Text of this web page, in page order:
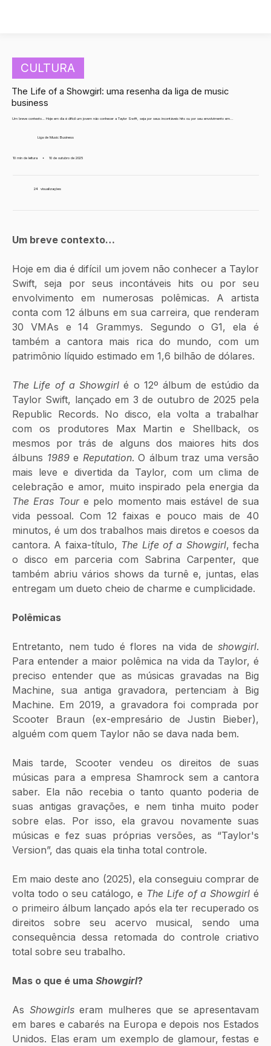
CULTURA
The Life of a Showgirl: uma resenha da liga de music
business
Um breve contexto… Hoje em dia é difícil um jovem não conhecer a Taylor Swift, seja por seus incontáveis hits ou por seu envolvimento em...
Liga de Music Business
10 min de leitura • 10 de outubro de 2025
24 visualizações
Um breve contexto…
Hoje em dia é difícil um jovem não conhecer a Taylor
Swift, seja por seus incontáveis hits ou por seu
envolvimento em numerosas polêmicas. A artista
conta com 12 álbuns em sua carreira, que renderam
30 VMAs e 14 Grammys. Segundo o G1, ela é
também a cantora mais rica do mundo, com um
patrimônio líquido estimado em 1,6 bilhão de dólares.
The Life of a Showgirl é o 12º álbum de estúdio da
Taylor Swift, lançado em 3 de outubro de 2025 pela
Republic Records. No disco, ela volta a trabalhar
com os produtores Max Martin e Shellback, os
mesmos por trás de alguns dos maiores hits dos
álbuns 1989 e Reputation. O álbum traz uma versão
mais leve e divertida da Taylor, com um clima de
The Eras Tour e pelo momento mais estável de sua
vida pessoal. Com 12 faixas e pouco mais de 40
minutos, é um dos trabalhos mais diretos e coesos da
cantora. A faixa-título, The Life of a Showgirl, fecha
o disco em parceria com Sabrina Carpenter, que
também abriu vários shows da turnê e, juntas, elas
entregam um dueto cheio de charme e cumplicidade.
Polêmicas
Entretanto, nem tudo é flores na vida de showgirl.
Para entender a maior polêmica na vida da Taylor, é
preciso entender que as músicas gravadas na Big
Machine, sua antiga gravadora, pertenciam à Big
Machine. Em 2019, a gravadora foi comprada por
Scooter Braun (ex-empresário de Justin Bieber),
alguém com quem Taylor não se dava nada bem.
Mais tarde, Scooter vendeu os direitos de suas
músicas para a empresa Shamrock sem a cantora
saber. Ela não recebia o tanto quanto poderia de
suas antigas gravações, e nem tinha muito poder
sobre elas. Por isso, ela gravou novamente suas
músicas e fez suas próprias versões, as “Taylor's
Version”, das quais ela tinha total controle.
Em maio deste ano (2025), ela conseguiu comprar de
volta todo o seu catálogo, e The Life of a Showgirl é
o primeiro álbum lançado após ela ter recuperado os
direitos sobre seu acervo musical, sendo uma
consequência dessa retomada do controle criativo
total sobre seu trabalho.
Mas o que é uma Showgirl?
As Showgirls eram mulheres que se apresentavam
em bares e cabarés na Europa e depois nos Estados
Unidos. Elas eram um exemplo de glamour, festas e